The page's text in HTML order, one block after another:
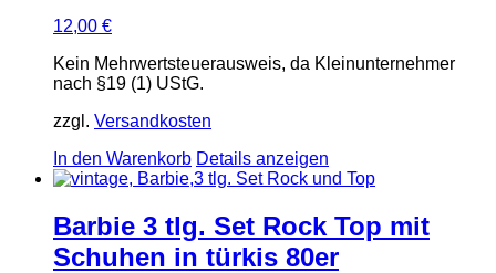
12,00 €
Kein Mehrwertsteuerausweis, da Kleinunternehmer
nach §19 (1) UStG.
zzgl. Versandkosten
In den Warenkorb Details anzeigen
Barbie 3 tlg. Set Rock Top mit
Schuhen in türkis 80er